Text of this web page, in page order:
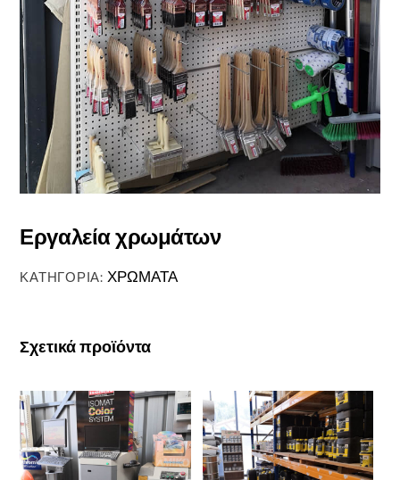
Εργαλεία χρωμάτων
ΚΑΤΗΓΟΡΊΑ: ΧΡΩΜΑΤΑ
Σχετικά προϊόντα